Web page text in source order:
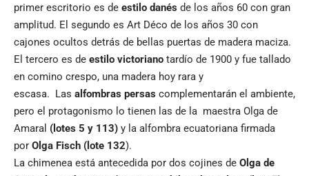
primer escritorio es de estilo danés de los años 60 con gran
amplitud. El segundo es Art Déco de los años 30 con
cajones ocultos detrás de bellas puertas de madera maciza.
El tercero es de estilo victoriano tardío de 1900 y fue tallado
en comino crespo, una madera hoy rara y
escasa. Las alfombras persas complementarán el ambiente,
pero el protagonismo lo tienen las de la maestra Olga de
Amaral (lotes 5 y 113) y la alfombra ecuatoriana firmada
por Olga Fisch (lote 132).
La chimenea está antecedida por dos cojines de Olga de